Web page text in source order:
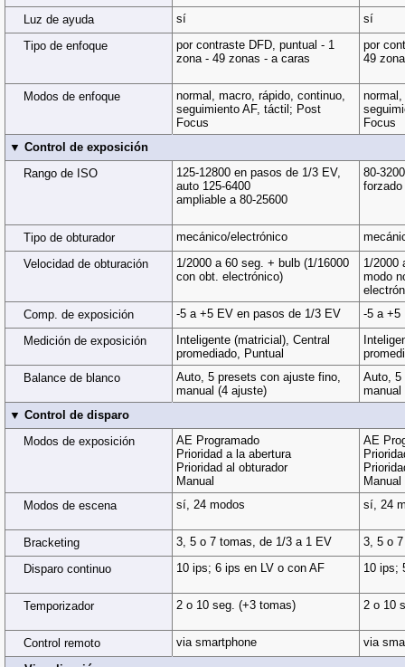
Luz de ayuda sí
sí
Tipo de enfoque
por contraste DFD, puntual - 1
zona - 49 zonas - a caras
por
49
Modos de enfoque
normal, macro, rápido, continuo,
seguimiento AF, táctil; Post
Focus
Focus
▼ Control de exposición
Rango de ISO
125-12800 en pasos de 1/3 EV,
auto 125-6400
ampliable a 80-25600
80-
Tipo de obturador mecánico/electrónico
Velocidad de obturación
1/2000 a 60 seg. + bulb (1/16000
con obt. electrónico)
1/2000
modo
Comp. de exposición
-5 a +5 EV en pasos de 1/3 EV
-5 a +5
Medición de exposición
Inteligente (matricial), Central
promediado, Puntual
Balance de blanco
Auto, 5 presets con ajuste fino,
manual (4 ajuste)
Auto, 5
manual
▼ Control de disparo
Modos de exposición
AE Programado
Prioridad a la abertura
Prioridad al obturador
Manual
AE
Manual
Modos de escena
sí, 24 modos sí, 24
Bracketing 3, 5 o 7 tomas, de 1/3 a 1 EV
3, 5 o
Disparo continuo
10 ips; 6 ips en LV o con AF 10 ips;
Temporizador 2 o 10 seg. (+3 tomas) 2 o 10
Control remoto via smartphone
via